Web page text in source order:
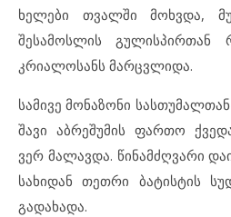
ხელები თვალში მოხვდა,
შესამოსლის
კრიალოსანს მარცვლიდა.
სამივე მონაზონი
შავი აბრეშუმის ფართო
ვერ მალავდა. წინამძღვარი
სახიდან თეთრი ბატისტის
გადახადა.